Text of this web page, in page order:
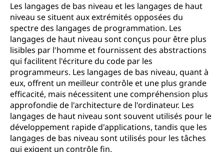
Les langages de bas niveau et les langages de haut
niveau se situent aux extrémités opposées du
spectre des langages de programmation. Les
langages de haut niveau sont conçus pour être plus
lisibles par l'homme et fournissent des abstractions
qui facilitent l'écriture du code par les
programmeurs. Les langages de bas niveau, quant à
eux, offrent un meilleur contrôle et une plus grande
efficacité, mais nécessitent une compréhension plus
approfondie de l'architecture de l'ordinateur. Les
langages de haut niveau sont souvent utilisés pour le
développement rapide d'applications, tandis que les
langages de bas niveau sont utilisés pour les tâches
qui exigent un contrôle fin.